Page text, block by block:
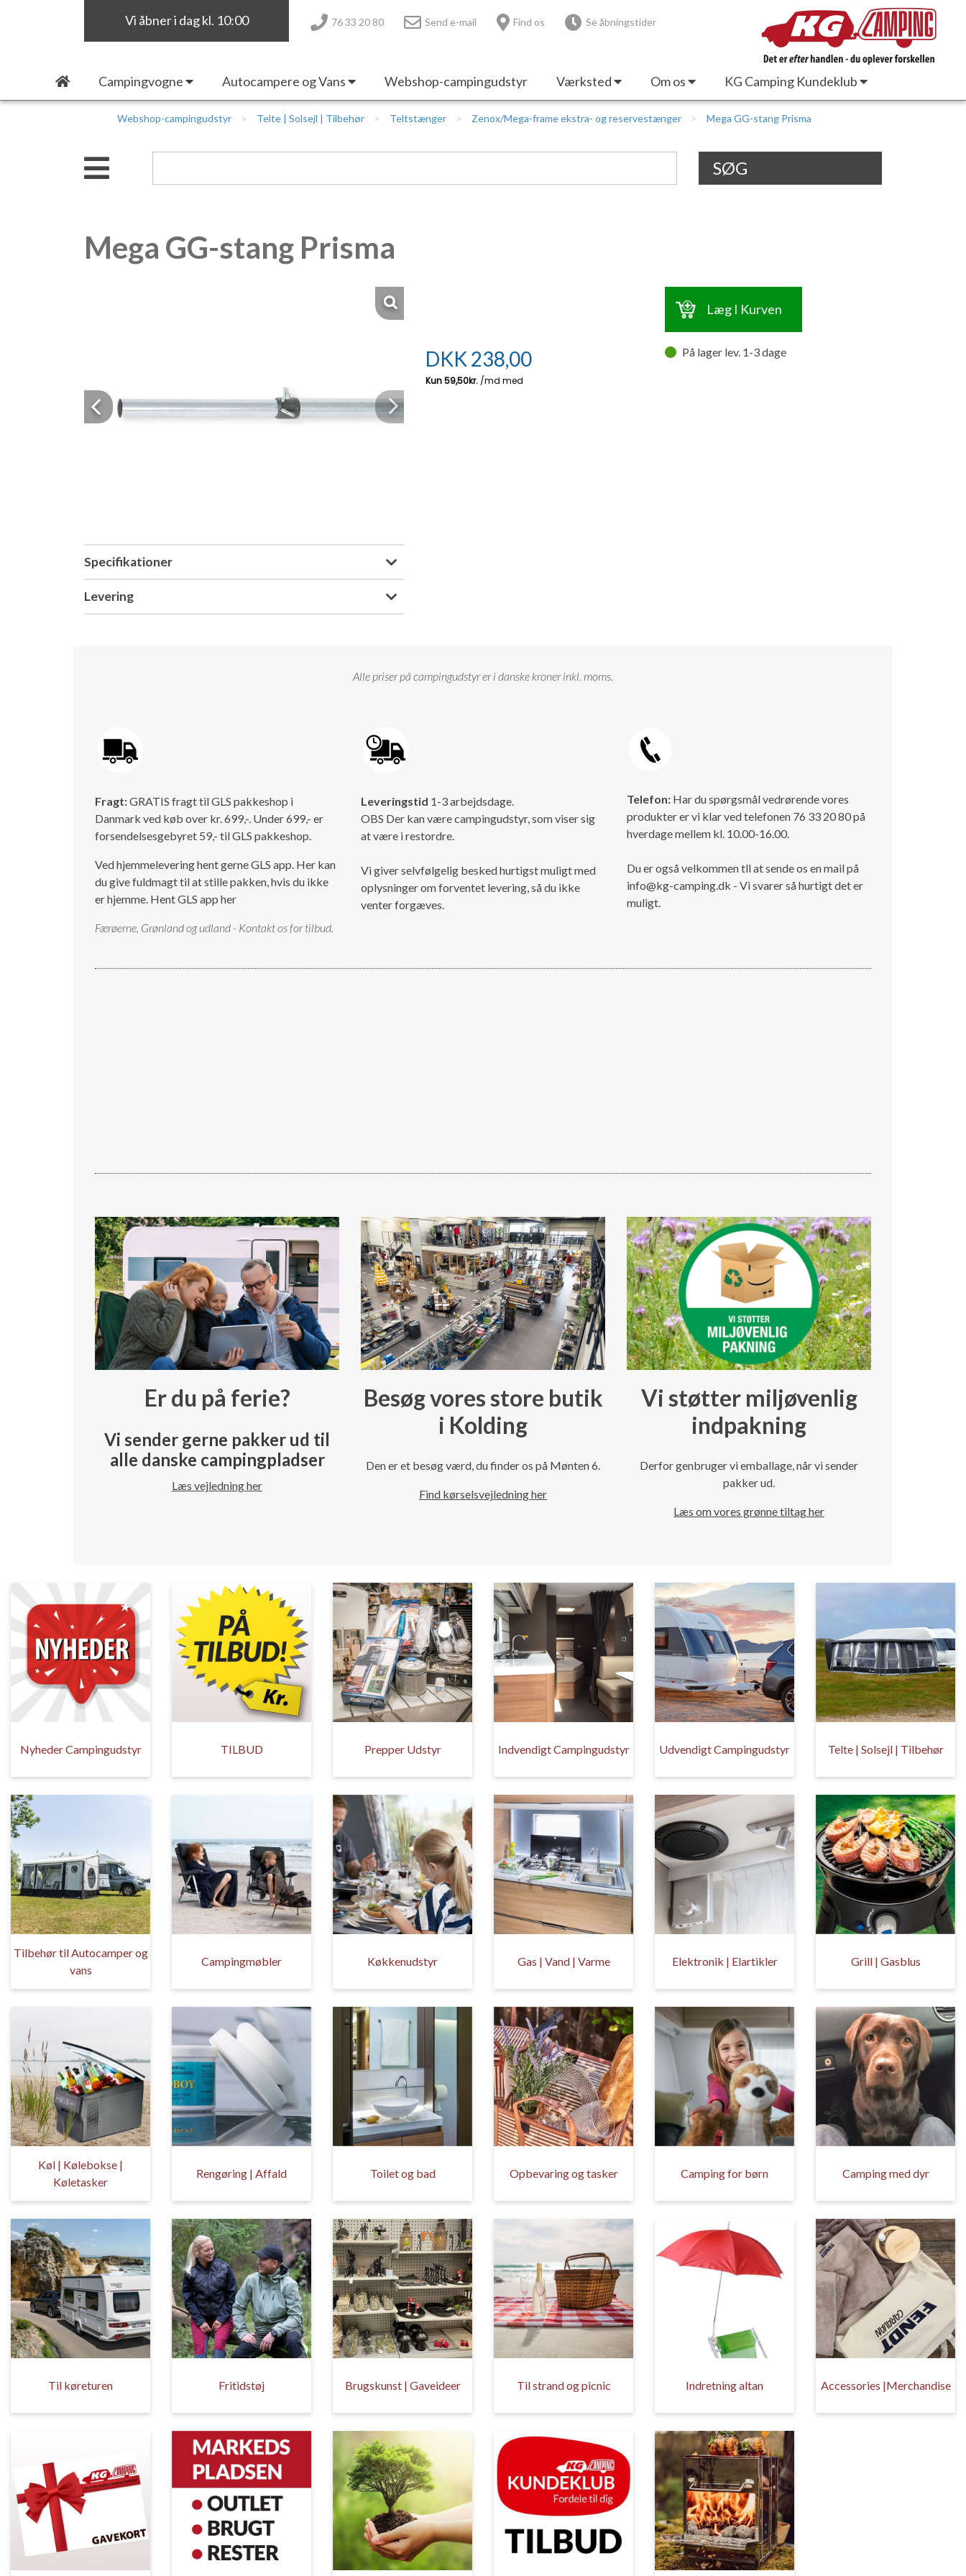
Vi åbner i dag kl. 10:00 76 33 20 80 Send e-mail Find os Se åbningstider
Campingvogne Autocampere og Vans Webshop-campingudstyr Værksted Om os KG Camping Kundeklub
Webshop-campingudstyr Telte | Solsejl | Tilbehør Teltstænger Zenox/Mega-frame ekstra- og reservestænger Mega GG-stang Prisma
SØG
Mega GG-stang Prisma
Previous Next
Specifikationer
Levering
Læg I Kurven
DKK 238,00 På lager lev. 1-3 dage
Alle priser på campingudstyr er i danske kroner inkl. moms.
Fragt:GRATIS fragt til GLS pakkeshop i
Danmark ved køb over kr. 699,-. Under 699,- er
forsendelsesgebyret 59,- til GLS pakkeshop.
Ved hjemmelevering hent gerne GLS app. Her kan
du give fuldmagt til at stille pakken, hvis du ikke
er hjemme. Hent GLS app her
Færøerne, Grønland og udland - Kontakt os for tilbud.
Leveringstid 1-3 arbejdsdage.
OBS Der kan være campingudstyr, som viser sig
at være i restordre.
Vi giver selvfølgelig besked hurtigst muligt med
oplysninger om forventet levering, så du ikke
venter forgæves.
Telefon: Har du spørgsmål vedrørende vores
produkter er vi klar ved telefonen 76 33 20 80 på
hverdage mellem kl. 10.00-16.00.
Du er også velkommen tll at sende os en mail på
info@kg-camping.dk - Vi svarer så hurtigt det er
muligt.
Er du på ferie?
Vi sender gerne pakker ud til
alle danske campingpladser
Læs vejledning her
Besøg vores store butik
i Kolding
Den er et besøg værd, du finder os på Mønten 6.
Find kørselsvejledning her
Vi støtter miljøvenlig
indpakning
Derfor genbruger vi emballage, når vi sender
pakker ud.
Læs om vores grønne tiltag her
Nyheder Campingudstyr TILBUD Prepper Udstyr Indvendigt Campingudstyr Udvendigt Campingudstyr Telte | Solsejl | Tilbehør
Tilbehør til Autocamper og
vans
Campingmøbler Køkkenudstyr Gas | Vand | Varme Elektronik | Elartikler Grill | Gasblus
Køl | Kølebokse |
Køletasker
Rengøring | Affald Toilet og bad Opbevaring og tasker Camping for børn Camping med dyr
Til køreturen Fritidstøj Brugskunst | Gaveideer Til strand og picnic Indretning altan Accessories |Merchandise